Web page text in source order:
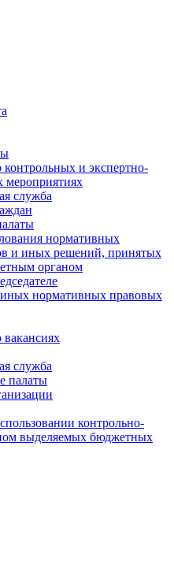
и экспертно-
мероприятиях
служба
нормативных
и иных решений, принятых
органом
иных нормативных правовых
служба
палаты
контрольно-
выделяемых бюджетных